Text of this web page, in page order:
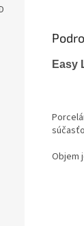
Easy
Objem